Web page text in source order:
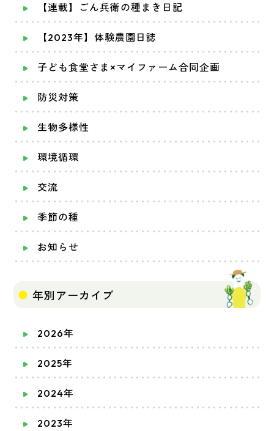
【連載】ごん兵衛の種まき日記
【2023年】体験農園日誌
子ども食堂さま×マイファーム合同企画
防災対策
生物多様性
環境循環
交流
季節の種
お知らせ
年別アーカイブ
2026年
2025年
2024年
2023年